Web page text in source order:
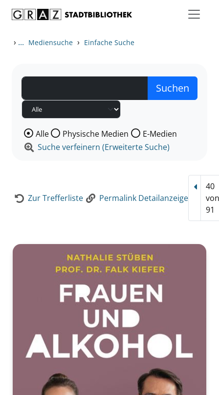
› ... Mediensuche › Einfache Suche
Wählen Sie die Medienart nach der Sie suchen wollen.
Alle Physische Medien
E-Medien
Suche verfeinern (Erweiterte Suche)
Zur Trefferliste Permalink Detailanzeige
40
von
91